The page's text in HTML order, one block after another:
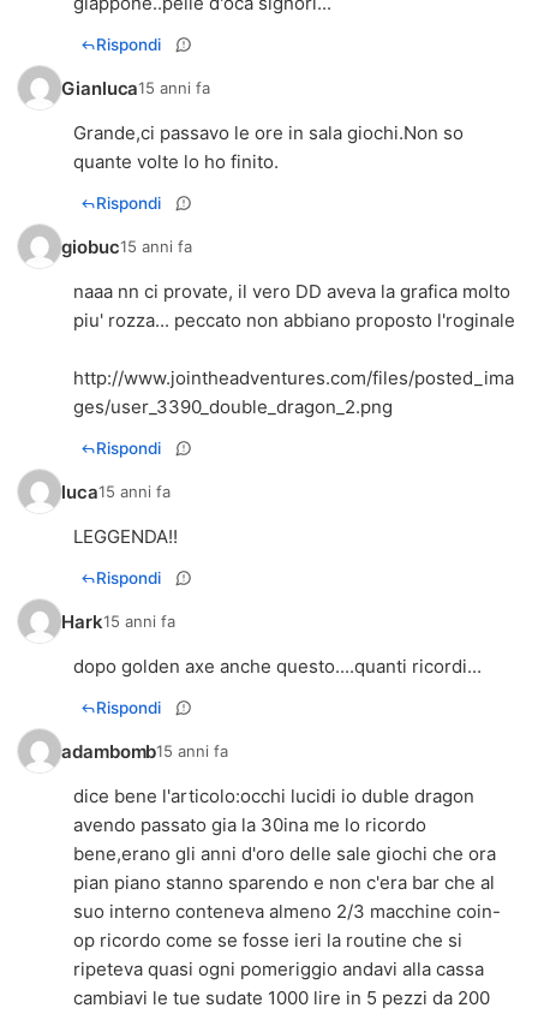
Rispondi
Gianluca15 anni fa
Grande,ci passavo le ore in sala giochi.Non so
quante volte lo ho finito.
Rispondi
giobuc15 anni fa
naaa nn ci provate, il vero DD aveva la grafica molto
piu' rozza... peccato non abbiano proposto l'roginale
http://www.jointheadventures.com/files/posted_ima
ges/user_3390_double_dragon_2.png
Rispondi
luca15 anni fa
LEGGENDA!!
Rispondi
Hark15 anni fa
dopo golden axe anche questo....quanti ricordi...
Rispondi
adambomb15 anni fa
dice bene l'articolo:occhi lucidi io duble dragon
avendo passato gia la 30ina me lo ricordo
bene,erano gli anni d'oro delle sale giochi che ora
pian piano stanno sparendo e non c'era bar che al
suo interno conteneva almeno 2/3 macchine coin-
op ricordo come se fosse ieri la routine che si
ripeteva quasi ogni pomeriggio andavi alla cassa
cambiavi le tue sudate 1000 lire in 5 pezzi da 200